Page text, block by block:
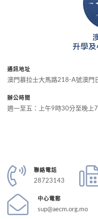
聯絡電話
28723143
中心電郵
sup@aecm.org.mo
通訊地址
澳門慕拉士大馬路218-A號澳門
辦公時間
週一至五：上午9時30分至晚上